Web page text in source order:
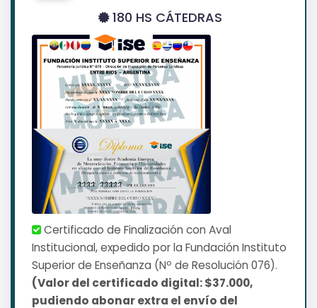
180 HS CÁTEDRAS
Certificado de Finalización con Aval
Institucional, expedido por la Fundación Instituto
Superior de Enseñanza (Nº de Resolución 076).
(Valor del certificado digital: $37.000,
pudiendo abonar extra el envío del